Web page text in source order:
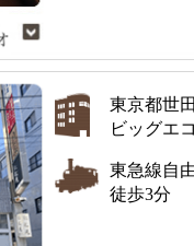
東京都世
ビッグエ
東急線自
徒歩3分